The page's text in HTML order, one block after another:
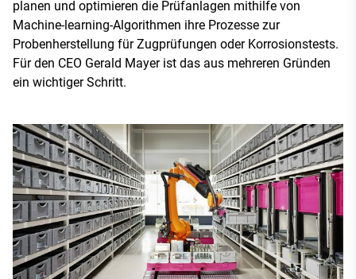
planen und optimieren die Prüfanlagen mithilfe von
Machine-learning-Algorithmen ihre Prozesse zur
Probenherstellung für Zugprüfungen oder Korrosionstests.
Für den CEO Gerald Mayer ist das aus mehreren Gründen
ein wichtiger Schritt.